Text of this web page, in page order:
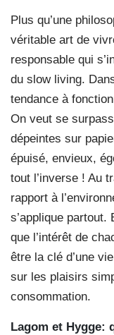
Plus qu’une
véritable art de
responsable qui
du slow living.
tendance à
On veut se
dépeintes sur
épuisé, envieux,
tout l’inverse ! Au
rapport à
s’applique
que l’intérêt de
être la clé d’une
sur les plaisirs
consommation.
Lagom et Hygge: